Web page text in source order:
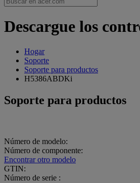
Descargue los
Hogar
Soporte
Soporte para productos
H5386ABDKi
Soporte para productos
Número de modelo:
Número de componente:
Encontrar otro modelo
GTIN:
Número de serie :